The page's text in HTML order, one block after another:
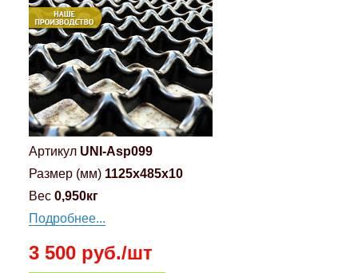
Артикул UNI-Asp099
Размер (мм) 1125x485x10
Вес 0,950кг
Подробнее...
3 500 руб./шт